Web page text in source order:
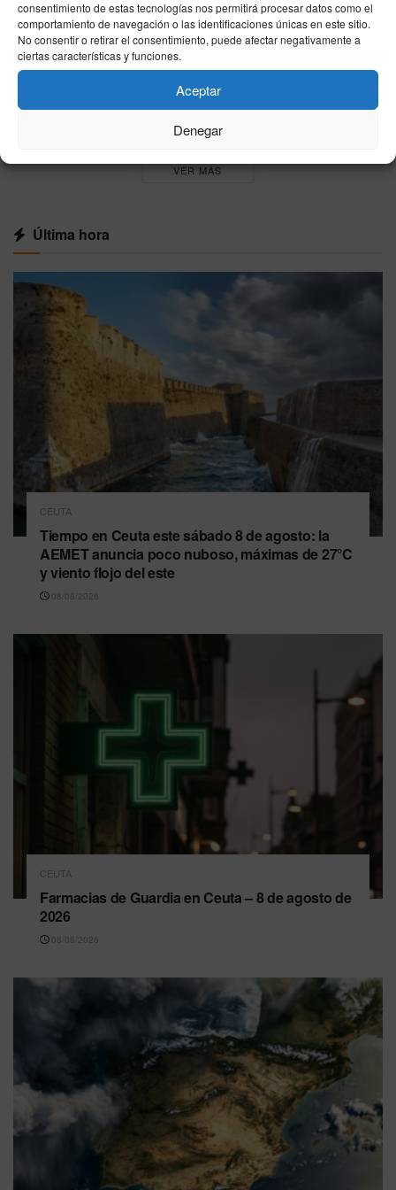
consentimiento de estas tecnologías nos permitirá procesar datos como el
comportamiento de navegación o las identificaciones únicas en este sitio.
No consentir o retirar el consentimiento, puede afectar negativamente a
ciertas características y funciones.
Aceptar
Denegar
07/08/2026
Viajar de España a Italia ya no es igual:
controles de pasaporte y colas de hasta 90
06/08/2026
VER MÁS
Última hora
CEUTA
Tiempo en Ceuta este sábado 8 de agosto: la
AEMET anuncia poco nuboso, máximas de 27°C
y viento flojo del este
08/08/2026
CEUTA
Farmacias de Guardia en Ceuta – 8 de agosto de
2026
08/08/2026